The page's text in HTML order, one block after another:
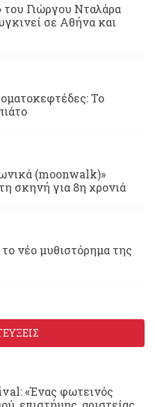
του Γιώργου Νταλάρα
σε Αθήνα και
Το
(moonwalk)»
σκηνή για 8η χρονιά
το νέο μυθιστόρημα της
«Ένας φωτεινός